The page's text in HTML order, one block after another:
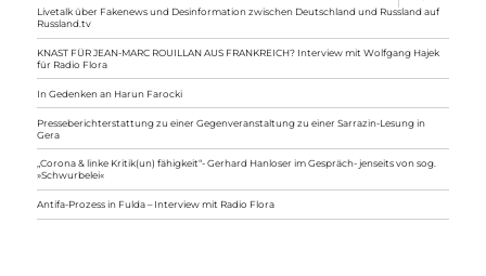
anzeigen
Livetalk über Fakenews und Desinformation zwischen Deutschland und Russland auf
Russland.tv
KNAST FÜR JEAN-MARC ROUILLAN AUS FRANKREICH? Interview mit Wolfgang Hajek
für Radio Flora
In Gedenken an Harun Farocki
Presseberichterstattung zu einer Gegenveranstaltung zu einer Sarrazin-Lesung in
Gera
„Corona & linke Kritik(un) fähigkeit“- Gerhard Hanloser im Gespräch- jenseits von sog.
»Schwurbelei«
Antifa-Prozess in Fulda – Interview mit Radio Flora